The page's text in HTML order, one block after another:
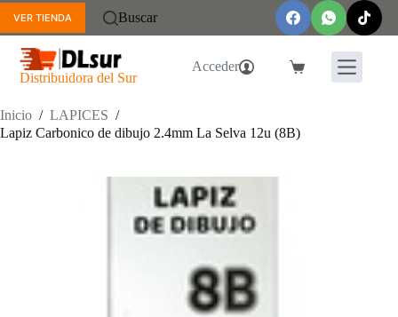
Saltar
contenido
VER TIENDA Buscar
Distribuidora del Sur
Acceder
Carro
Inicio / LAPICES /
Lapiz Carbonico de dibujo 2.4mm La Selva 12u (8B)